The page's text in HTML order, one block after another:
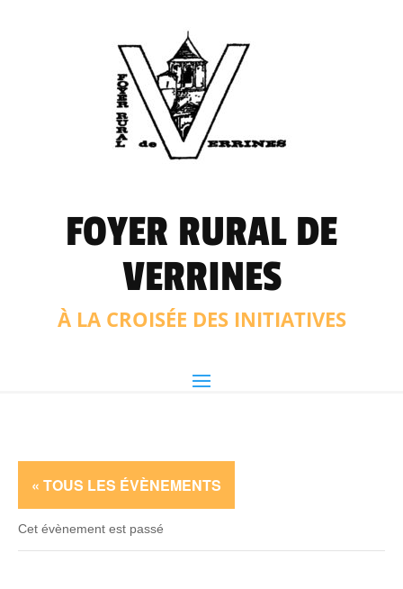
FOYER RURAL DE
VERRINES
À LA CROISÉE DES INITIATIVES
« TOUS LES ÉVÈNEMENTS
Cet évènement est passé